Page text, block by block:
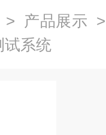
> 产品展示
试系统